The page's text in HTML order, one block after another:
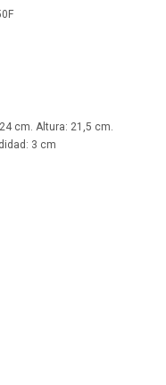
cm. Altura: 21,5 cm.
3 cm